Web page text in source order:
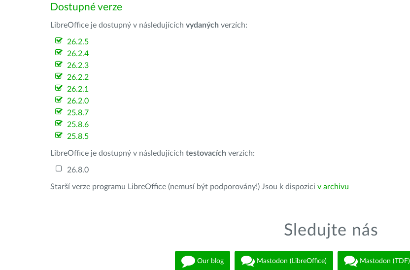
Dostupné verze
LibreOffice je dostupný v následujících vydaných verzích:
26.2.5
26.2.4
26.2.3
26.2.2
26.2.1
26.2.0
25.8.7
25.8.6
25.8.5
LibreOffice je dostupný v následujících testovacích verzích:
26.8.0
Starší verze programu LibreOffice (nemusí být podporovány!) Jsou k dispozici v archivu
Sledujte nás
Our blog Mastodon (LibreOffice) Mastodon (TDF)